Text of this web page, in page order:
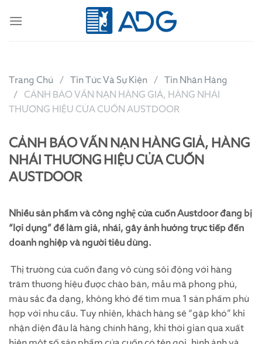
Trang Chủ Tin Tức Và Sự Kiện
Tin Nhãn Hàng
CẢNH BÁO VẤN NẠN HÀNG GIẢ, HÀNG NHÁI
THƯƠNG HIỆU CỬA CUỐN AUSTDOOR
CẢNH BÁO VẤN NẠN HÀNG GIẢ, HÀNG
NHÁI THƯƠNG HIỆU CỬA CUỐN
AUSTDOOR
Nhiều sản phẩm và công nghệ cửa cuốn Austdoor đang bị
“lợi dụng” để làm giả, nhái, gây ảnh hưởng trực tiếp đến
doanh nghiệp và người tiêu dùng.
Thị trường cửa cuốn đang vô cùng sôi động với hàng
trăm thương hiệu được chào bán, mẫu mã phong phú,
màu sắc đa dạng, không khó để tìm mua 1 sản phẩm phù
hợp với nhu cầu. Tuy nhiên, khách hàng sẽ “gặp khó” khi
nhận diện đâu là hàng chính hãng, khi thời gian qua xuất